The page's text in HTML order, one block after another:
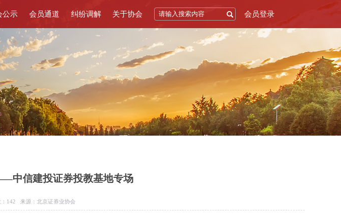
公示 会员通道 纠纷调解 关于协会 会员登录
中信建投证券投教基地专场
142 来源：北京证券业协会